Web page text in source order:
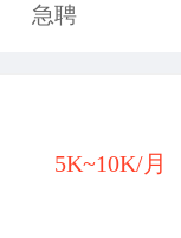
急聘
5K~10K/月